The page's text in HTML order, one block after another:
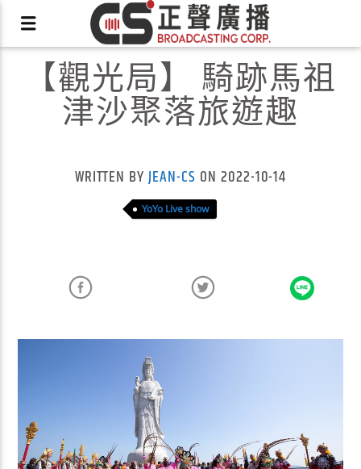
X
【觀光局】 騎跡馬祖
津沙聚落旅遊趣
WRITTEN BYJEAN-CS ON 2022-10-14
YoYo Live show